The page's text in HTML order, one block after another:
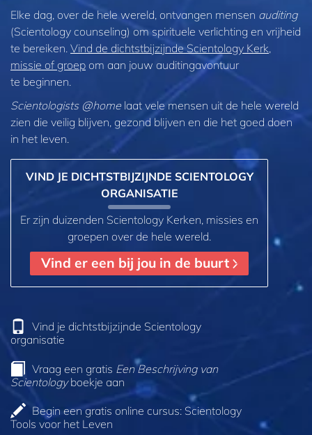
Elke dag, over de hele wereld, ontvangen mensen auditing
(Scientology counseling) om spirituele verlichting en vrijheid
te bereiken. Vind de dichtstbijzijnde Scientology Kerk,
missie of groep om aan jouw auditingavontuur
te beginnen.
Scientologists @home laat vele mensen uit de hele wereld
zien die veilig blijven, gezond blijven en die het goed doen
in het leven.
VIND JE DICHTSTBIJZIJNDE SCIENTOLOGY
ORGANISATIE
Er zijn duizenden Scientology Kerken, missies en
groepen over de hele wereld.
Vind er een bij jou in de buurt
Vind je dichtstbijzijnde Scientology
organisatie
Vraag een gratis Een Beschrijving van
Scientologyboekje aan
Begin een gratis online cursus: Scientology
Tools voor het Leven